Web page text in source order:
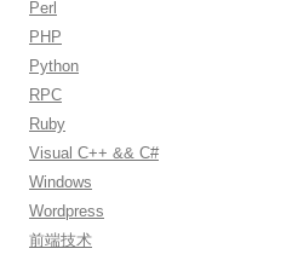
Perl
PHP
Python
RPC
Ruby
Visual C++ && C#
Windows
Wordpress
前端技术